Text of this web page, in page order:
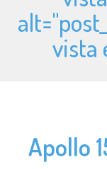
alt="
vista
Apollo